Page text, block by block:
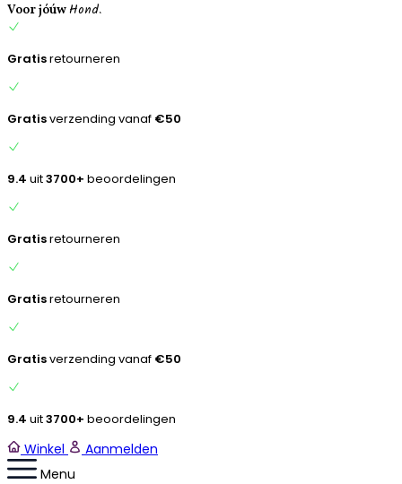
Voor jóúwHond.
Gratisretourneren
Gratisverzending vanaf €50
9.4 uit3700+ beoordelingen
Gratisretourneren
Gratisretourneren
Gratisverzending vanaf €50
9.4 uit3700+ beoordelingen
Winkel
Aanmelden
Menu